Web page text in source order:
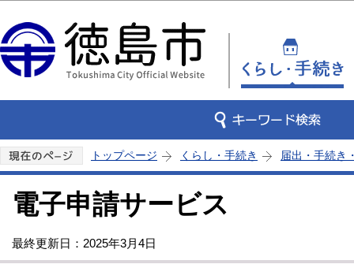
トップページ くらし・手続き 届出・手続き
電子申請サービス
最終更新日：2025年3月4日